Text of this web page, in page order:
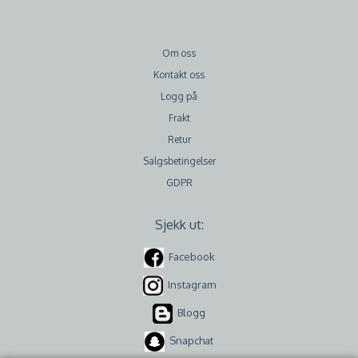
Om oss
Kontakt oss
Logg på
Frakt
Retur
Salgsbetingelser
GDPR
Sjekk ut:
Facebook
Instagram
Blogg
Snapchat